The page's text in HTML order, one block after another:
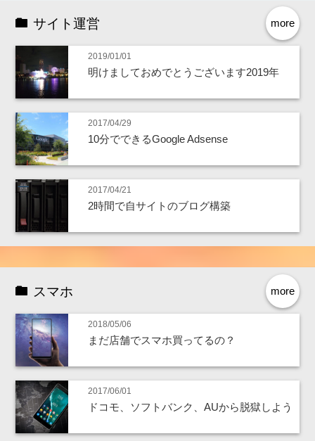
more
サイト運営
2019/01/01
明けましておめでとうございます2019年
2017/04/29
10分でできるGoogle Adsense
2017/04/21
2時間で自サイトのブログ構築
more
スマホ
2018/05/06
まだ店舗でスマホ買ってるの？
2017/06/01
ドコモ、ソフトバンク、AUから脱獄しよう